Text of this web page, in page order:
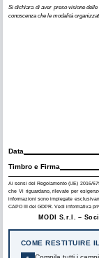
Si dichiara di aver preso visione
conoscenza che le modalità
Data
Timbro e Firma
Ai sensi del Regolamento (UE) 2016/
che Vi riguardano, rilevate per
informazioni sono impiegate
CAPO III del GDPR. Vedi informativa
MODI S.r.l. –
COME RESTITUIRE